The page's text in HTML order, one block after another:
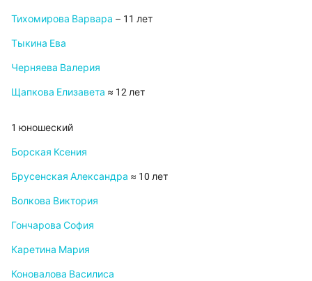
Тихомирова Варвара – 11 лет
Тыкина Ева
Черняева Валерия
Щапкова Елизавета ≈ 12 лет
1 юношеский
Борская Ксения
Брусенская Александра ≈ 10 лет
Волкова Виктория
Гончарова София
Каретина Мария
Коновалова Василиса